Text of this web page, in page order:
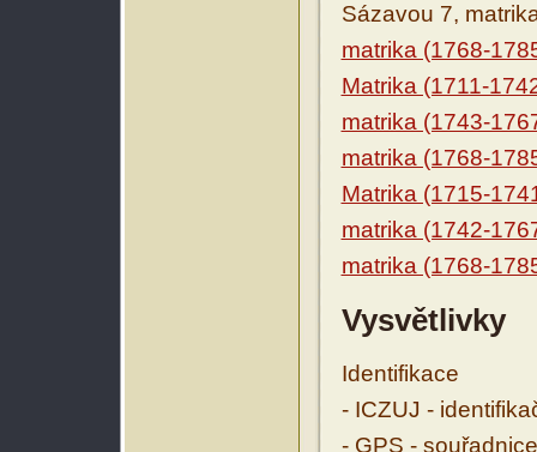
Sázavou 7,
matrika (1768-
Matrika (1711-
matrika (1743-
matrika (1768-
Matrika (1715-
matrika (1742-
matrika (1768-
Vysvětlivky
Identifikace
- ICZUJ -
- GPS -